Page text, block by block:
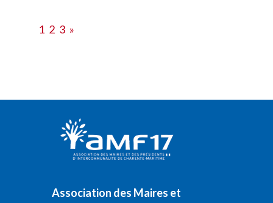
1 2 3 »
Association des Maires et